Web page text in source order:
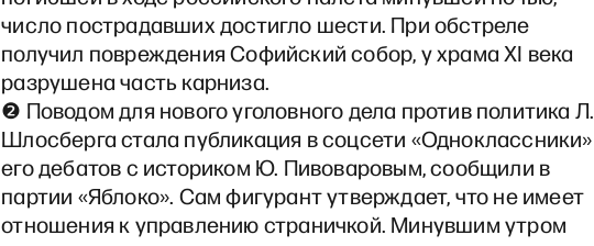
число пострадавших достигло шести. При обстреле
получил повреждения Софийский собор, у храма XI века
разрушена часть карниза.
❷ Поводом для нового уголовного дела против политика Л.
Шлосберга стала публикация в соцсети «Одноклассники»
его дебатов с историком Ю. Пивоваровым, сообщили в
партии «Яблоко». Сам фигурант утверждает, что не имеет
отношения к управлению страничкой. Минувшим утром